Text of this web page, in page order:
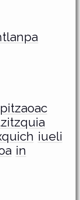
pitzaoac
iueli
in